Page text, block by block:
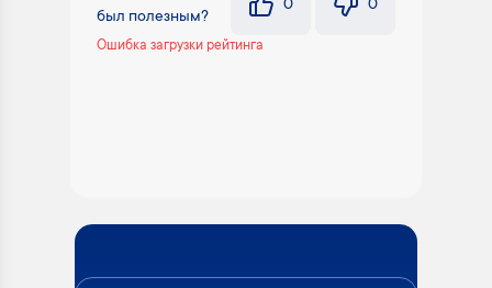
был полезным?
0 0
Ошибка загрузки рейтинга